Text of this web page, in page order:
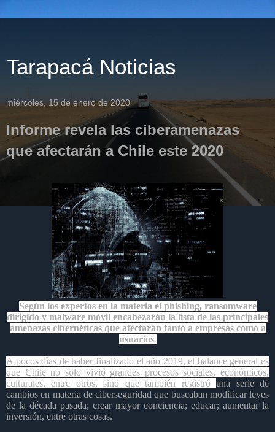
Tarapacá Noticias
miércoles, 15 de enero de 2020
Informe revela las ciberamenazas
que afectarán a Chile este 2020
Según los expertos en la materia el phishing, ransomware
dirigido y malware móvil encabezarán la lista de las principales
amenazas cibernéticas que afectarán tanto a empresas como a
usuarios.
A pocos días de haber finalizado el año 2019, el balance general es
que Chile no solo vivió grandes procesos sociales, económicos,
culturales, entre otros, sino que también registróuna serie de
cambios en materia de ciberseguridad que buscaban modificar leyes
de la década pasada; crear mayor conciencia; educar; aumentar la
inversión, entre otras cosas.